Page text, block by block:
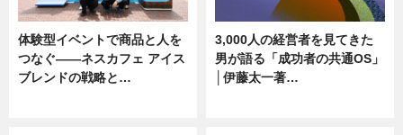
体験型イベントで商品と人を
つなぐ――ネスカフェ アイス
ブレンドの戦略と…
3,000人の経営者を見てきた
男が語る「成功者の共通OS」
│伊藤太一著…